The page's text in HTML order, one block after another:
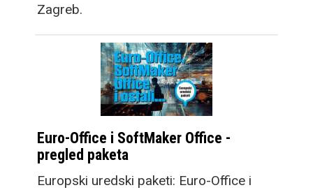
Zagreb.
Euro-Office i SoftMaker Office -
pregled paketa
Europski uredski paketi: Euro-Office i